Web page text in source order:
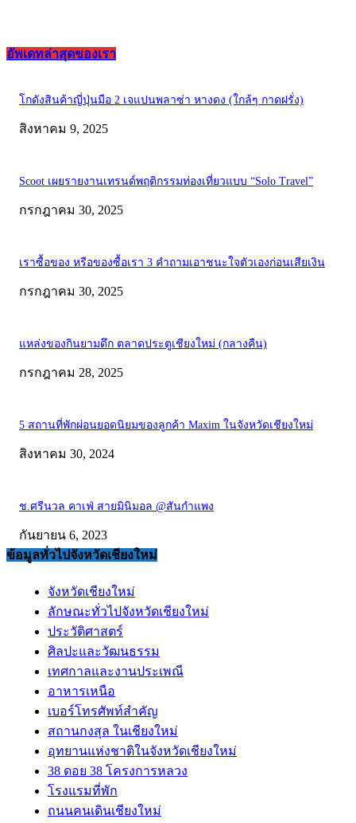
อัพเดทล่าสุดของเรา
โกดังสินค้าญี่ปุ่นมือ 2 เจแปนพลาซ่า หางดง (ใกล้ๆ กาดฝรั่ง)
สิงหาคม 9, 2025
Scoot เผยรายงานเทรนด์พฤติกรรมท่องเที่ยวแบบ “Solo Travel”
กรกฎาคม 30, 2025
เราซื้อของ หรือของซื้อเรา 3 คำถามเอาชนะใจตัวเองก่อนเสียเงิน
กรกฎาคม 30, 2025
แหล่งของกินยามดึก ตลาดประตูเชียงใหม่ (กลางคืน)
กรกฎาคม 28, 2025
5 สถานที่พักผ่อนยอดนิยมของลูกค้า Maxim ในจังหวัดเชียงใหม่
สิงหาคม 30, 2024
ช.ศรีนวล คาเฟ่ สายมินิมอล @สันกำแพง
กันยายน 6, 2023
ข้อมูลทั่วไปจังหวัดเชียงใหม่
จังหวัดเชียงใหม่
ลักษณะทั่วไปจังหวัดเชียงใหม่
ประวัติศาสตร์
ศิลปะและวัฒนธรรม
เทศกาลและงานประเพณี
อาหารเหนือ
เบอร์โทรศัพท์สำคัญ
สถานกงสุล ในเชียงใหม่
อุทยานแห่งชาติในจังหวัดเชียงใหม่
38 ดอย 38 โครงการหลวง
โรงแรมที่พัก
ถนนคนเดินเชียงใหม่